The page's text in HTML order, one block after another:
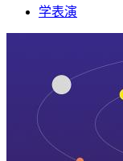
学表演